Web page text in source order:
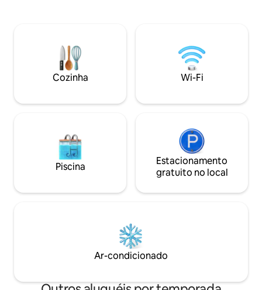
muito grandes pelo antigo método de
fabricação. Convenientemente
localizado a cerca de 10 minutos a pé do
Porto de Toshima Ieura, está localizado
para toda a aldeia idílica, e a calma
dia ensolarado, você pode relaxar e ver a
lua nascer das estrelas e da montanha
dos fundos. O edifício é composto por
"edifício principal" e "anexo", e como
aceitaremos um par de edifícios em
campos e os ricos Satoyama, e há
também cabras.Também é
recomendado para passear pela lagoa e
tranquilos nas proximidades.Além disso,
para o mar de Onna
não deixe de ler a
(“Outras
está disponível
superfície, mas
própria entrada,
desfrutar de sua
de edifício único]. ★ Observações sobre
a acomodação de
menos) Como a
entenda isso ao
de 12 anos ou
Cozinha Wi-Fi
Piscina
Estacionamento
gratuito no local
Ar-condicionado